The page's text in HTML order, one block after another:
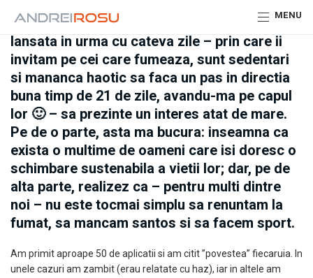
MENU
Nu ma asteptam ca „ propunerea (in)decenta”
lansata in urma cu cateva zile – prin care ii
invitam pe cei care fumeaza, sunt sedentari
si mananca haotic sa faca un pas in directia
buna timp de 21 de zile, avandu-ma pe capul
lor 🙂 – sa prezinte un interes atat de mare.
Pe de o parte, asta ma bucura: inseamna ca
exista o multime de oameni care isi doresc o
schimbare sustenabila a vietii lor; dar, pe de
alta parte, realizez ca – pentru multi dintre
noi – nu este tocmai simplu sa renuntam la
fumat, sa mancam santos si sa facem sport.
Am primit aproape 50 de aplicatii si am citit ”povestea” fiecaruia. In
unele cazuri am zambit (erau relatate cu haz), iar in altele am